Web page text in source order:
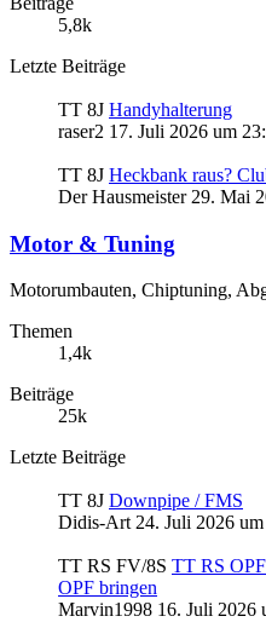
5,8k
Letzte Beiträge
TT 8J Handyhalterung
raser2 17. Juli 2026 um
TT 8J Heckbank raus?
Der Hausmeister 29. Mai
Motor & Tuning
Motorumbauten, Chiptuning,
Themen
1,4k
Beiträge
25k
Letzte Beiträge
TT 8J Downpipe / FMS
Didis-Art 24. Juli 2026
TT RS FV/8S TT RS
OPF bringen
Marvin1998 16. Juli 2026